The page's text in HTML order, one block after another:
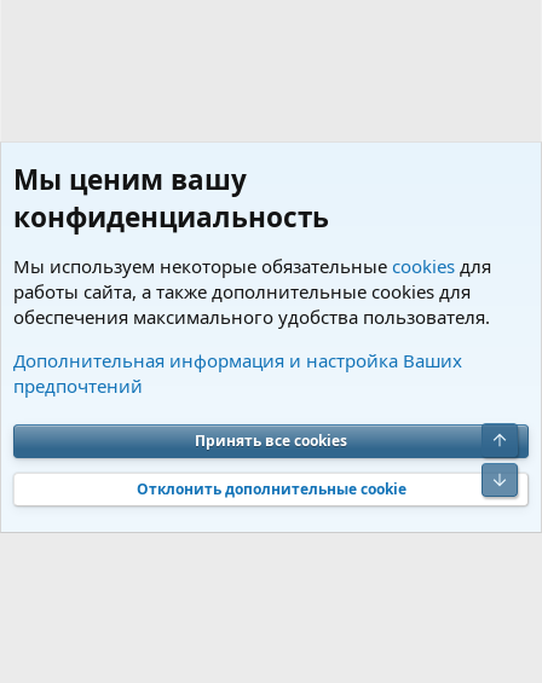
Пользователи
Cookies Charm by DCom
Обратная связь
Условия и правила
Политика конфиденциальности
Помощь
S
S
Community platform by XenForo® © 2010-2026 XenForo Ltd. Перевод от
Jumuro®|Media embeds via s9e/MediaSites
Мы ценим вашу
конфиденциальность
Мы используем некоторые обязательные cookies для
работы сайта, а также дополнительные cookies для
обеспечения максимального удобства пользователя.
Дополнительная информация и настройка Ваших
предпочтений
Принять все cookies
Отклонить дополнительные cookie
Верх
Низ